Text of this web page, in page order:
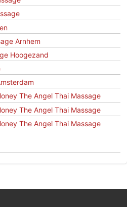
Arnhem
Hoogezand
The Angel Thai Massage
The Angel Thai Massage
The Angel Thai Massage